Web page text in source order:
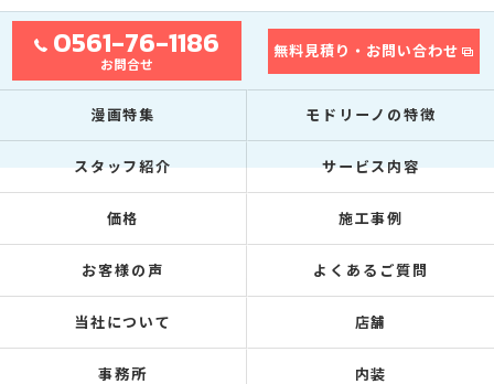
0561-76-1186
お問合せ
無料見積り・お問い合わせ
漫画特集 モドリーノの特徴
スタッフ紹介 サービス内容
価格 施工事例
お客様の声 よくあるご質問
当社について 店舗
事務所 内装